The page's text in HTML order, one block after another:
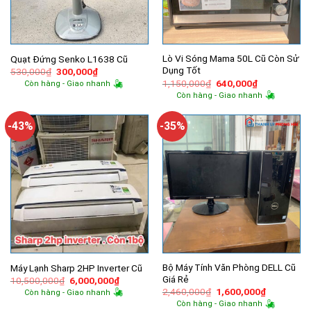
Quạt Đứng Senko L1638 Cũ
530,000₫ Giá
gốc
là:
300,000₫Giá
hiện
tại
Còn hàng - Giao nhanh
Lò Vi Sóng Mama 50L Cũ Còn Sử
Dụng Tốt
1,150,000₫ Giá
gốc
là:
640,000₫Giá
hiện
tại
640,000₫.
Còn hàng - Giao nhanh
-43%
Máy Lạnh Sharp 2HP Inverter Cũ
10,500,000₫ Giá
gốc
là:
6,000,000₫Giá
hiện
tại
Còn hàng - Giao nhanh
-35%
Bộ Máy Tính Văn Phòng DELL Cũ
Giá Rẻ
2,460,000₫ Giá
gốc
1,600,000₫Giá
hiện
Còn hàng - Giao nhanh